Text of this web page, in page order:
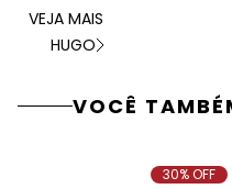
VEJA MAIS
HUGO
VOCÊ
30% OFF